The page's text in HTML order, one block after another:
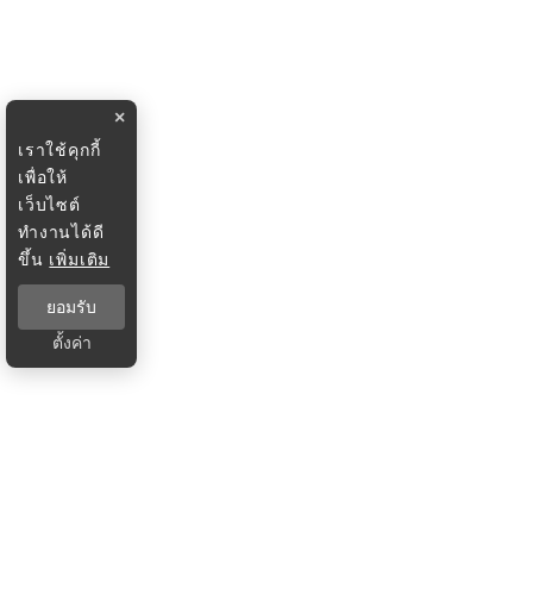
×
เราใช้คุกกี้
เพื่อให้
เว็บไซต์
ทำงานได้ดี
ขึ้น เพิ่มเติม
ยอมรับ
ตั้งค่า